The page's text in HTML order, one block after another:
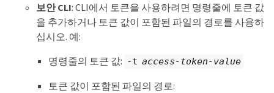
보안 CLI: CLI에서 토큰을 사용하려면 명령줄에 토큰 값
을 추가하거나 토큰 값이 포함된 파일의 경로를 사용하
십시오. 예:
명령줄의 토큰 값: -t access-token-value
토큰 값이 포함된 파일의 경로: